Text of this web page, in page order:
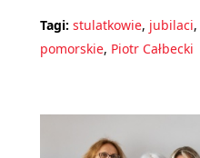
Tagi: stulatkowie, jubilaci,
pomorskie, Piotr Całbecki